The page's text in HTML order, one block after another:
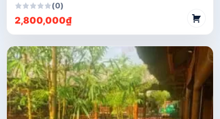
(0)
2,800,000₫